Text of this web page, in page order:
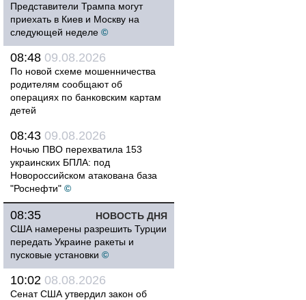
Представители Трампа могут
приехать в Киев и Москву на
следующей неделе ©
08:48 09.08.2026
По новой схеме мошенничества
родителям сообщают об
операциях по банковским картам
детей
08:43 09.08.2026
Ночью ПВО перехватила 153
украинских БПЛА: под
Новороссийском атакована база
"Роснефти" ©
НОВОСТЬ ДНЯ
08:35
США намерены разрешить Турции
передать Украине ракеты и
пусковые установки ©
10:02 08.08.2026
Сенат США утвердил закон об